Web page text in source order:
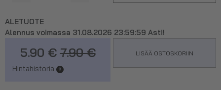
ALETUOTE
Alennus voimassa 31.08.2026 23:59:59 Asti!
5.90 € 7.90 €
Hintahistoria
LISÄÄ OSTOSKORIIN